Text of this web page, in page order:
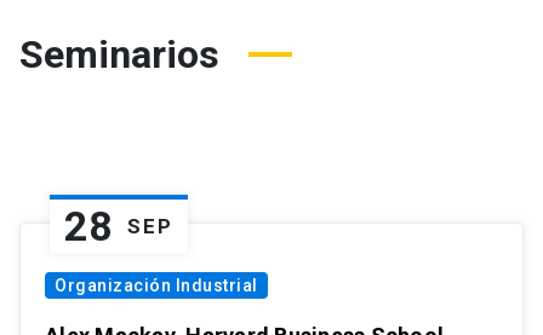
Seminarios
28 SEP
Organización Industrial